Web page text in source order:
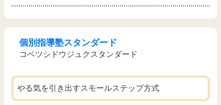
個別指導塾スタンダード
コベツシドウジュクスタンダード
やる気を引き出すスモールステップ方式